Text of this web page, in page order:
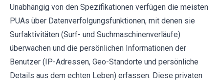
Unabhängig von den Spezifikationen verfügen die meisten
PUAs über Datenverfolgungsfunktionen, mit denen sie
Surfaktivitäten (Surf- und Suchmaschinenverläufe)
überwachen und die persönlichen Informationen der
Benutzer (IP-Adressen, Geo-Standorte und persönliche
Details aus dem echten Leben) erfassen. Diese privaten